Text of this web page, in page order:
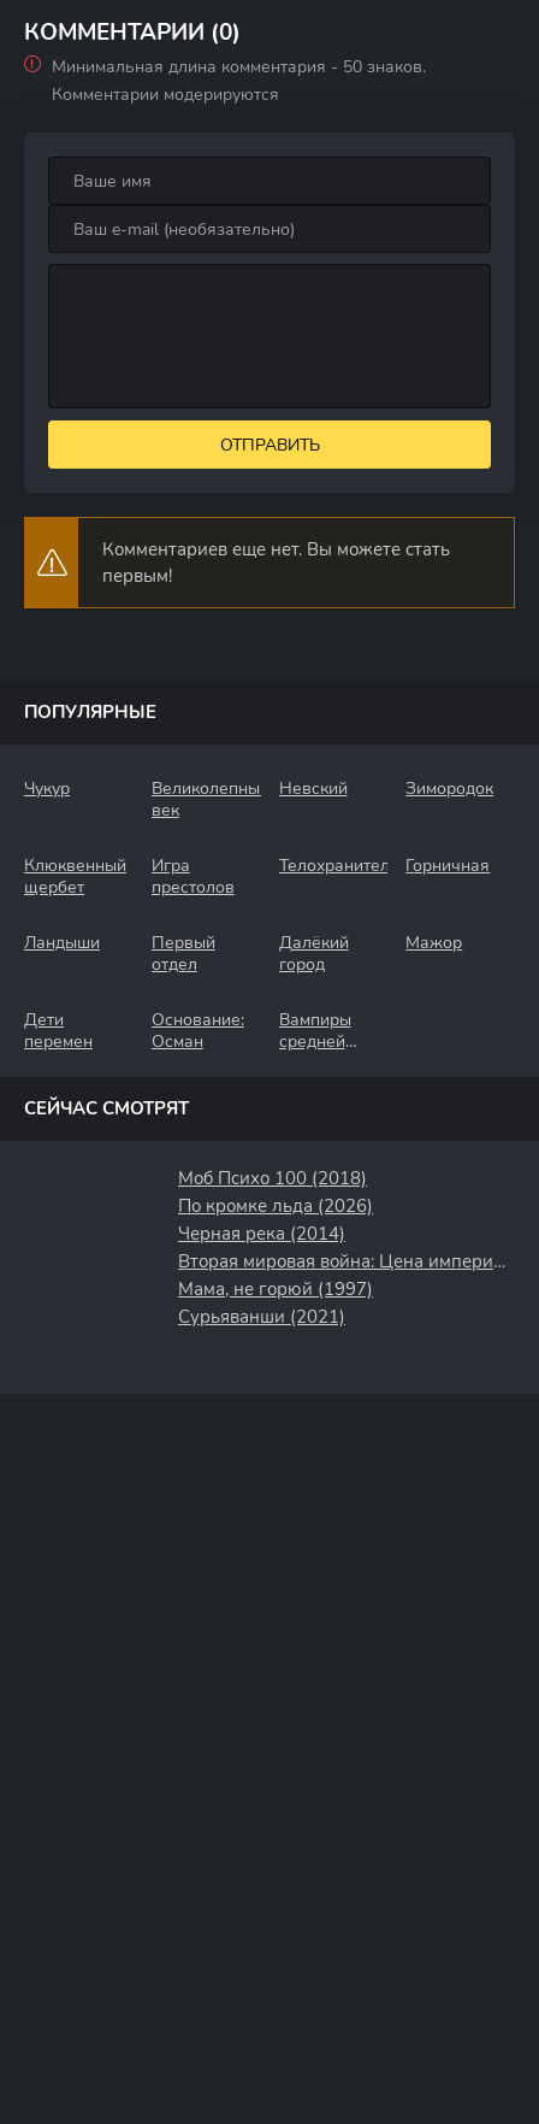
КОММЕНТАРИИ (0)
Минимальная длина комментария - 50 знаков.
Комментарии модерируются
ОТПРАВИТЬ
Комментариев еще нет. Вы можете стать
первым!
ПОПУЛЯРНЫЕ
Чукур
Великолепный
век
Невский Зимородок
Клюквенный
щербет
Игра
престолов
Телохранители Горничная
Ландыши
Первый
отдел
Далёкий
город
Мажор
Дети
перемен
Основание:
Осман
Вампиры
средней
СЕЙЧАС СМОТРЯТ
Моб Психо 100 (2018)
По кромке льда (2026)
Черная река (2014)
Вторая мировая война: Цена империи (2015)
Мама, не горюй (1997)
Сурьяванши (2021)